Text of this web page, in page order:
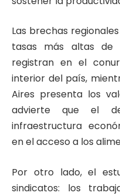
Las brechas
tasas más altas de
registran en el
interior del país,
Aires presenta los
advierte que el
infraestructura
en el acceso a los
Por otro lado, el
sindicatos: los